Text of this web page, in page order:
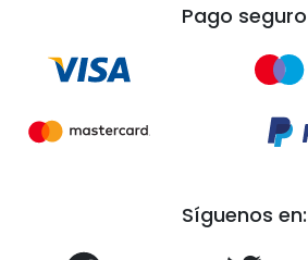
Pago seguro
Síguenos en: